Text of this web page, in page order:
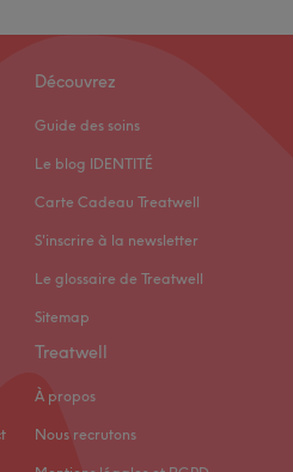
Découvrez
Guide des soins
Le blog IDENTITÉ
Carte Cadeau Treatwell
S'inscrire à la newsletter
Le glossaire de Treatwell
Sitemap
Treatwell
À propos
Nous recrutons